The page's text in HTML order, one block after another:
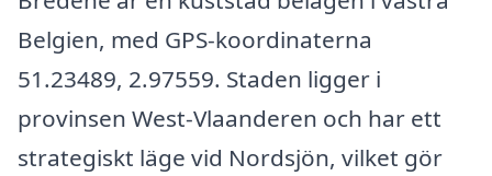
Belgien, med GPS-koordinaterna
51.23489, 2.97559. Staden ligger i
provinsen West-Vlaanderen och har ett
strategiskt läge vid Nordsjön, vilket gör